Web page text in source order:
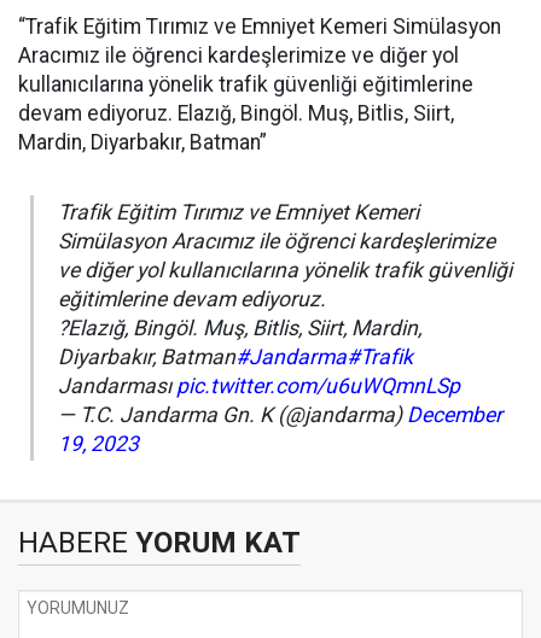
“Trafik Eğitim Tırımız ve Emniyet Kemeri Simülasyon
Aracımız ile öğrenci kardeşlerimize ve diğer yol
kullanıcılarına yönelik trafik güvenliği eğitimlerine
devam ediyoruz. Elazığ, Bingöl. Muş, Bitlis, Siirt,
Mardin, Diyarbakır, Batman”
Trafik Eğitim Tırımız ve Emniyet Kemeri
Simülasyon Aracımız ile öğrenci kardeşlerimize
ve diğer yol kullanıcılarına yönelik trafik güvenliği
eğitimlerine devam ediyoruz.
?Elazığ, Bingöl. Muş, Bitlis, Siirt, Mardin,
Diyarbakır, Batman#Jandarma#Trafik
Jandarması pic.twitter.com/u6uWQmnLSp
— T.C. Jandarma Gn. K (@jandarma) December
19, 2023
HABERE YORUM KAT